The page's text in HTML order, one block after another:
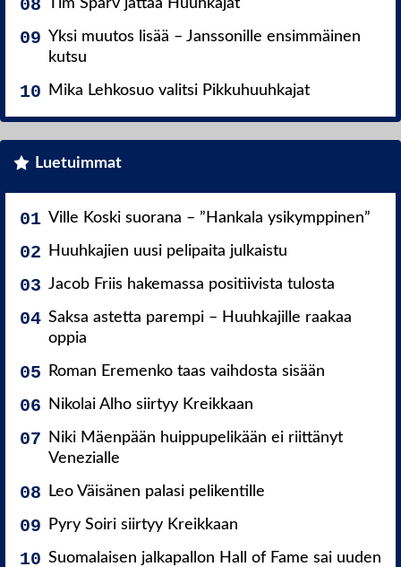
Tim Sparv jättää Huuhkajat
Yksi muutos lisää – Janssonille ensimmäinen
kutsu
Mika Lehkosuo valitsi Pikkuhuuhkajat
Luetuimmat
Ville Koski suorana – ”Hankala ysikymppinen”
Huuhkajien uusi pelipaita julkaistu
Jacob Friis hakemassa positiivista tulosta
Saksa astetta parempi – Huuhkajille raakaa
oppia
Roman Eremenko taas vaihdosta sisään
Nikolai Alho siirtyy Kreikkaan
Niki Mäenpään huippupelikään ei riittänyt
Venezialle
Leo Väisänen palasi pelikentille
Pyry Soiri siirtyy Kreikkaan
Suomalaisen jalkapallon Hall of Fame sai uuden